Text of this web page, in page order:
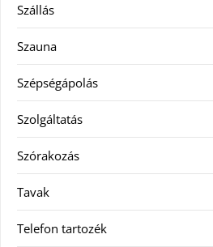
Szállás
Szauna
Szépségápolás
Szolgáltatás
Szórakozás
Tavak
Telefon tartozék